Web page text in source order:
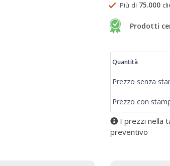
Più di 75.000
Prodotti
Prezzi
Quantità
Prezzo senza
Prezzo con
I prezzi nella
preventivo